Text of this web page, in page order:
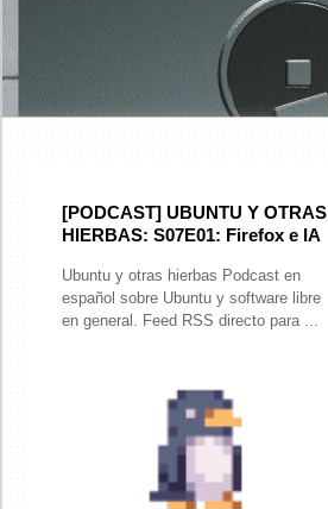
[PODCAST] UBUNTU Y OTRAS
HIERBAS: S07E01: Firefox e IA
Ubuntu y otras hierbas Podcast en
español sobre Ubuntu y software libre
en general. Feed RSS directo para ...